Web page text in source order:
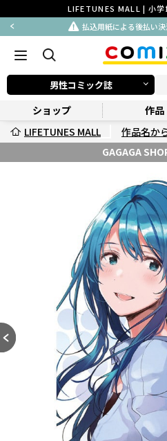
LIFETUNES MALL | 小学
払込用紙による後払い
男性コミック誌
ショップ 作品
LIFETUNES MALL
作品名か
GAGAGA